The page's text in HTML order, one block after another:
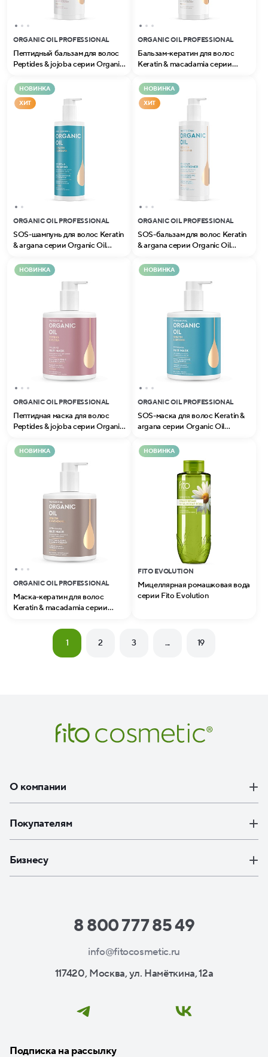
ORGANIC OIL PROFESSIONAL
Пептидный бальзам для волос
Peptides & jojoba серии Organic
ORGANIC OIL PROFESSIONAL
Бальзам-кератин для волос
Keratin & macadamia серии
НОВИНКА
ХИТ
ORGANIC OIL PROFESSIONAL
SOS-шампунь для волос Keratin
& argana серии Organic Oil
НОВИНКА
ХИТ
ORGANIC OIL PROFESSIONAL
SOS-бальзам для волос Keratin
& argana серии Organic Oil
НОВИНКА
ORGANIC OIL PROFESSIONAL
Пептидная маска для волос
Peptides & jojoba серии Organic
НОВИНКА
ORGANIC OIL PROFESSIONAL
SOS-маска для волос Keratin &
argana серии Organic Oil
НОВИНКА
ORGANIC OIL PROFESSIONAL
Маска-кератин для волос
Keratin & macadamia серии
НОВИНКА
FITO EVOLUTION
Мицеллярная ромашковая вода
серии Fito Evolution
1 2 3 ... 19
О компании
Покупателям
Бизнесу
8 800 777 85 49
info@fitocosmetic.ru
117420, Москва, ул. Намёткина, 12а
Подписка на рассылку